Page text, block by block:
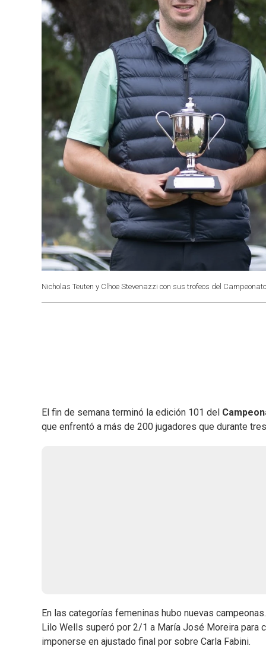
Nicholas Teuten y Clhoe Stevenazzi con sus trofeos del
El fin de semana terminó la edición 101 del
que enfrentó a más de 200 jugadores que durante
En las categorías femeninas hubo nuevas
Lilo Wells superó por 2/1 a María José Moreira para
imponerse en ajustado final por sobre Carla Fabini.